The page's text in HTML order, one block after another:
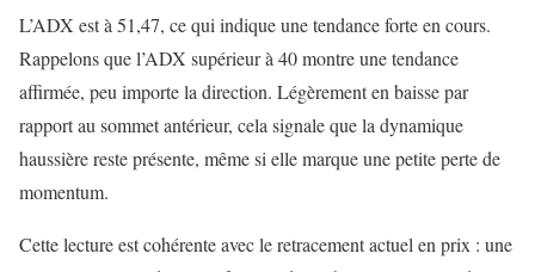
L’ADX est à 51,47, ce qui indique une tendance forte en cours.
Rappelons que l’ADX supérieur à 40 montre une tendance
affirmée, peu importe la direction. Légèrement en baisse par
rapport au sommet antérieur, cela signale que la dynamique
haussière reste présente, même si elle marque une petite perte de
momentum.
Cette lecture est cohérente avec le retracement actuel en prix : une